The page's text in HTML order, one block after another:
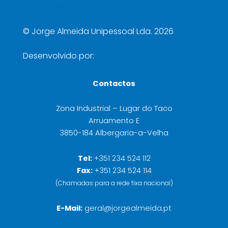
© Jorge Almeida Unipessoal Lda. 2026
Desenvolvido por:
Contactos
Zona Industrial – Lugar do Taco
Arruamento E
3850-184 Albergaria-a-Velha
Tel: +351 234 524 112
Fax:+351 234 524 114
(Chamadas para a rede fixa nacional)
E-Mail: geral@jorgealmeida.pt